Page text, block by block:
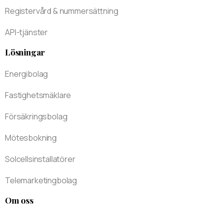
Registervård & nummersättning
API-tjänster
Lösningar
Energibolag
Fastighetsmäklare
Försäkringsbolag
Mötesbokning
Solcellsinstallatörer
Telemarketingbolag
Om oss